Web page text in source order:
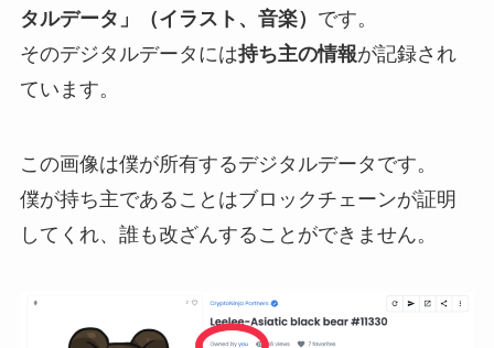
タルデータ」（イラスト、音楽） です。
そのデジタルデータには持ち主の情報が記録され
ています。
この画像は僕が所有するデジタルデータです。
僕が持ち主であることはブロックチェーンが証明
してくれ、誰も改ざんすることができません。